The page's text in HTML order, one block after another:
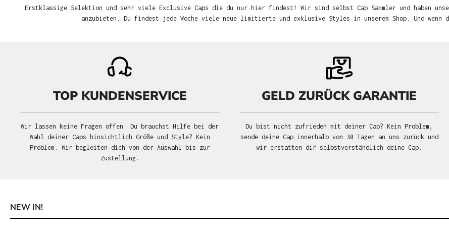
Erstklassige Selektion und sehr viele Exclusive Caps die du nur hier findest! Wir sind selbst Cap Sammler und haben
anzubieten. Du findest jede Woche viele neue limitierte und exklusive Styles in unserem Shop. Und
TOP KUNDENSERVICE
Wir lassen keine Fragen offen. Du brauchst Hilfe bei der
Wahl deiner Caps hinsichtlich Größe und Style? Kein
Problem. Wir begleiten dich von der Auswahl bis zur
Zustellung.
GELD ZURÜCK GARANTIE
Du bist nicht zufrieden mit deiner Cap? Kein Problem,
sende deine Cap innerhalb von 30 Tagen an uns zurück und
wir erstatten dir selbstverständlich deine Cap.
NEW IN!